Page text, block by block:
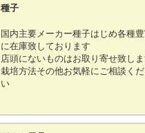
種子
国内主要メーカー種子はじめ各種
に在庫致しております
店頭にないものはお取り寄せ致し
栽培方法その他お気軽にご相談く
い